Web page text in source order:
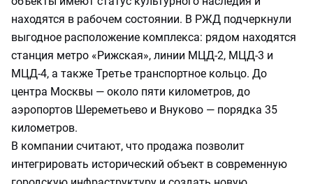
находятся в рабочем состоянии. В РЖД подчеркнули
выгодное расположение комплекса: рядом находятся
станция метро «Рижская», линии МЦД‑2, МЦД‑3 и
МЦД‑4, а также Третье транспортное кольцо. До
центра Москвы — около пяти километров, до
аэропортов Шереметьево и Внуково — порядка 35
километров.
В компании считают, что продажа позволит
интегрировать исторический объект в современную